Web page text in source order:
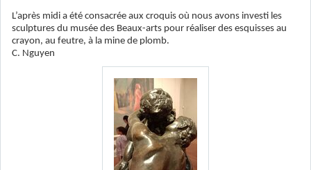
L’après midi a été consacrée aux croquis où nous avons investi les
sculptures du musée des Beaux-arts pour réaliser des esquisses au
crayon, au feutre, à la mine de plomb.
C. Nguyen